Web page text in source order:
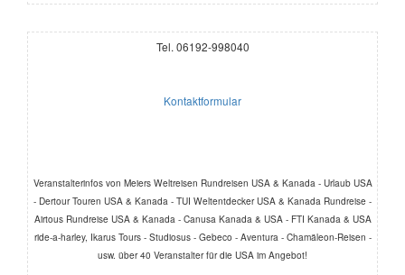
Tel. 06192-998040
Kontaktformular
Veranstalterinfos von Meiers Weltreisen Rundreisen USA & Kanada - Urlaub USA
- Dertour Touren USA & Kanada - TUI Weltentdecker USA & Kanada Rundreise -
Airtous Rundreise USA & Kanada - Canusa Kanada & USA - FTI Kanada & USA
ride-a-harley, Ikarus Tours - Studiosus - Gebeco - Aventura - Chamäleon-Reisen -
usw. über 40 Veranstalter für die USA im Angebot!